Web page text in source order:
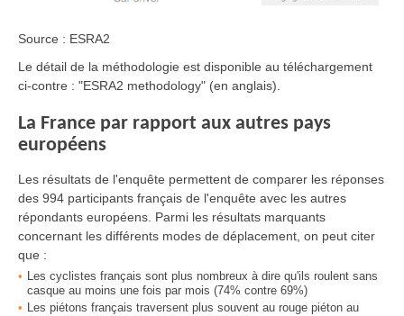
Source : ESRA2
Le détail de la méthodologie est disponible au téléchargement
ci-contre : "ESRA2 methodology" (en anglais).
La France par rapport aux autres pays
européens
Les résultats de l'enquête permettent de comparer les réponses
des 994 participants français de l'enquête avec les autres
répondants européens. Parmi les résultats marquants
concernant les différents modes de déplacement, on peut citer
que :
Les cyclistes français sont plus nombreux à dire qu'ils roulent sans
casque au moins une fois par mois (74% contre 69%)
Les piétons français traversent plus souvent au rouge piéton au